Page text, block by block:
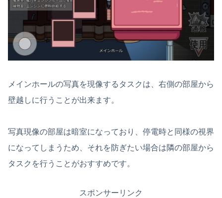
メインホールの写真を現像するタスクは、右側の部屋から
壁越しに行うことが出来ます。
写真現像の部屋は暗室になっており、停電時と同様の視界
になってしまうため、それを防ぎたい場合は隣の部屋から
タスクを行うことがおすすめです。
スポンサーリンク